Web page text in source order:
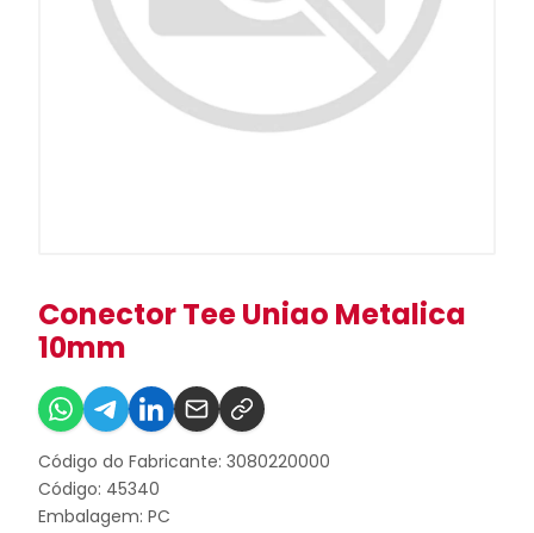
Conector Tee Uniao Metalica
10mm
Código do Fabricante: 3080220000
Código: 45340
Embalagem: PC